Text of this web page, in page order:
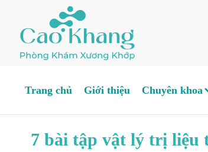
Trang chủ Giới thiệu Chuyên khoa
7 bài tập vật lý trị liệu